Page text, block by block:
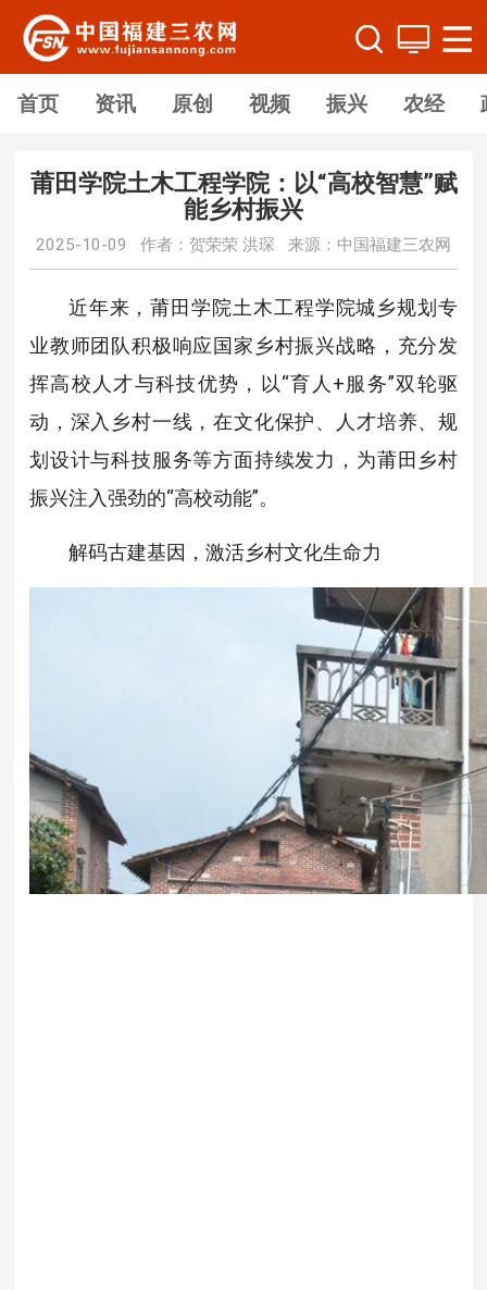
首页 资讯 原创 视频 振兴 农经
莆田学院土木工程学院：以“高校智慧”赋
能乡村振兴
2025-10-09 作者：贺荣荣 洪琛 来源：中国福建三农网
近年来，莆田学院土木工程学院城乡规划专
业教师团队积极响应国家乡村振兴战略，充分发
挥高校人才与科技优势，以“育人+服务”双轮驱
动，深入乡村一线，在文化保护、人才培养、规
划设计与科技服务等方面持续发力，为莆田乡村
振兴注入强劲的“高校动能”。
解码古建基因，激活乡村文化生命力